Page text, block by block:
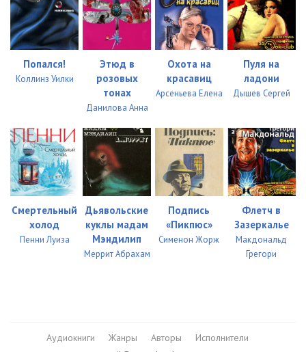
Попался!
Коллинз Уилки
Этюд в
розовых
тонах
Данилова Анна
Охота на
красавиц
Арсеньева Елена
Пуля на
ладони
Дышев Сергей
Смертельный
холод
Пенни Луиза
Дьявольские
куклы мадам
Мэндилип
Меррит Абрахам
Подпись
«Пикпюс»
Сименон Жорж
Флетч в
Зазеркалье
Макдональд
Грегори
Аудиокниги Жанры Авторы
Исполнители